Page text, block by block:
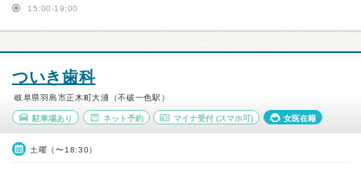
15:00-19:00
ついき歯科
岐阜県羽島市正木町大浦（不破一色駅）
駐車場あり ネット予約 マイナ受付 (スマホ可) 女医在籍
土曜（〜18:30）